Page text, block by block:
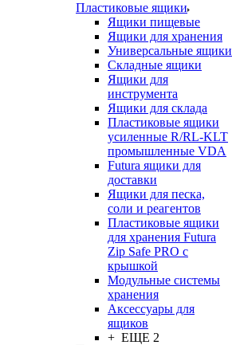
Пластиковые ящики
Ящики пищевые
Ящики для хранения
Универсальные ящики
Складные ящики
Ящики для
инструмента
Ящики для склада
Пластиковые ящики
усиленные R/RL-KLT
промышленные VDA
Futura ящики для
доставки
Ящики для песка,
соли и реагентов
Пластиковые ящики
для хранения Futura
Zip Safe PRO с
крышкой
Модульные системы
хранения
Аксессуары для
ящиков
+ ЕЩЕ 2